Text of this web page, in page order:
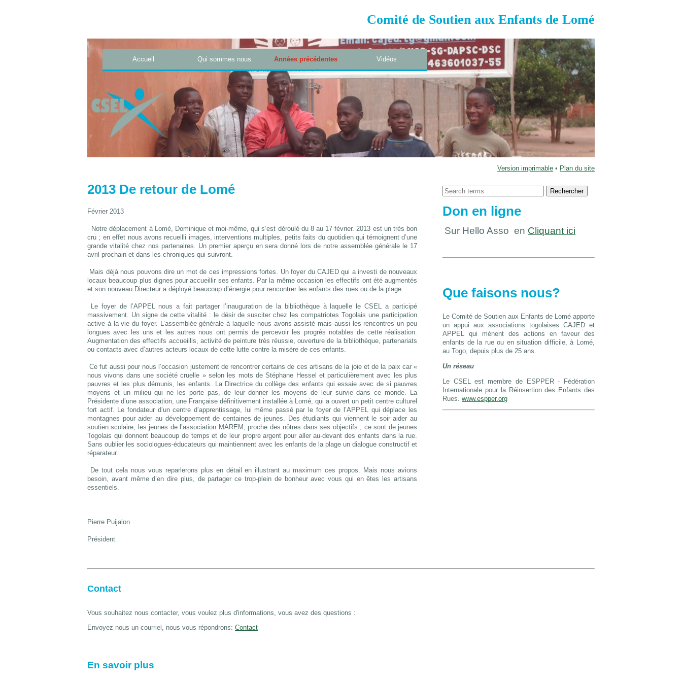
Comité de Soutien aux Enfants de Lomé
Accueil Qui sommes nous Années précédentes Vidéos
Version imprimable • Plan du site
Don en ligne
Sur Hello Asso en Cliquant ici
Que faisons nous?
Le Comité de Soutien aux Enfants de Lomé apporte
un appui aux associations togolaises CAJED et
APPEL qui mènent des actions en faveur des
enfants de la rue ou en situation difficile, à Lomé,
au Togo, depuis plus de 25 ans.
Un réseau
Le CSEL est membre de ESPPER - Fédération
Internationale pour la Réinsertion des Enfants des
Rues. www.espper.org
2013 De retour de Lomé
Février 2013
Notre déplacement à Lomé, Dominique et moi-même, qui s’est déroulé du 8 au 17 février. 2013 est un très bon
cru ; en effet nous avons recueilli images, interventions multiples, petits faits du quotidien qui témoignent d’une
grande vitalité chez nos partenaires. Un premier aperçu en sera donné lors de notre assemblée générale le 17
avril prochain et dans les chroniques qui suivront.
Mais déjà nous pouvons dire un mot de ces impressions fortes. Un foyer du CAJED qui a investi de nouveaux
locaux beaucoup plus dignes pour accueillir ses enfants. Par la même occasion les effectifs ont été augmentés
et son nouveau Directeur a déployé beaucoup d’énergie pour rencontrer les enfants des rues ou de la plage.
Le foyer de l’APPEL nous a fait partager l’inauguration de la bibliothèque à laquelle le CSEL a participé
massivement. Un signe de cette vitalité : le désir de susciter chez les compatriotes Togolais une participation
active à la vie du foyer. L’assemblée générale à laquelle nous avons assisté mais aussi les rencontres un peu
longues avec les uns et les autres nous ont permis de percevoir les progrès notables de cette réalisation.
Augmentation des effectifs accueillis, activité de peinture très réussie, ouverture de la bibliothèque, partenariats
ou contacts avec d’autres acteurs locaux de cette lutte contre la misère de ces enfants.
Ce fut aussi pour nous l’occasion justement de rencontrer certains de ces artisans de la joie et de la paix car «
nous vivons dans une société cruelle » selon les mots de Stéphane Hessel et particulièrement avec les plus
pauvres et les plus démunis, les enfants. La Directrice du collège des enfants qui essaie avec de si pauvres
moyens et un milieu qui ne les porte pas, de leur donner les moyens de leur survie dans ce monde. La
Présidente d’une association, une Française définitivement installée à Lomé, qui a ouvert un petit centre culturel
fort actif. Le fondateur d’un centre d’apprentissage, lui même passé par le foyer de l’APPEL qui déplace les
montagnes pour aider au développement de centaines de jeunes. Des étudiants qui viennent le soir aider au
soutien scolaire, les jeunes de l’association MAREM, proche des nôtres dans ses objectifs ; ce sont de jeunes
Togolais qui donnent beaucoup de temps et de leur propre argent pour aller au-devant des enfants dans la rue.
Sans oublier les sociologues-éducateurs qui maintiennent avec les enfants de la plage un dialogue constructif et
réparateur.
De tout cela nous vous reparlerons plus en détail en illustrant au maximum ces propos. Mais nous avions
besoin, avant même d’en dire plus, de partager ce trop-plein de bonheur avec vous qui en êtes les artisans
essentiels.
Pierre Puijalon
Président
Contact
Vous souhaitez nous contacter, vous voulez plus d'informations, vous avez des questions :
Envoyez nous un courriel, nous vous répondrons: Contact
En savoir plus